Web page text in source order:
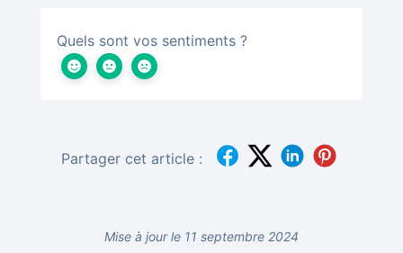
Quels sont vos sentiments ?
Partager cet article :
Mise à jour le 11 septembre 2024